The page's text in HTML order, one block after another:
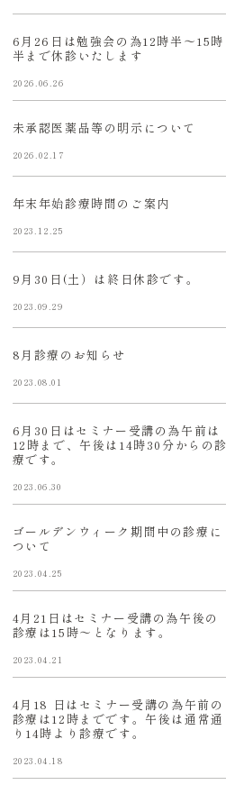
6月26日は勉強会の為12時半〜15時
半まで休診いたします
2026.06.26
未承認医薬品等の明示について
2026.02.17
年末年始診療時間のご案内
2023.12.25
9月30日(土）は終日休診です。
2023.09.29
8月診療のお知らせ
2023.08.01
6月30日はセミナー受講の為午前は
12時まで、午後は14時30分からの診
療です。
2023.06.30
ゴールデンウィーク期間中の診療に
ついて
2023.04.25
4月21日はセミナー受講の為午後の
診療は15時〜となります。
2023.04.21
4月18 日はセミナー受講の為午前の
診療は12時までです。午後は通常通
り14時より診療です。
2023.04.18